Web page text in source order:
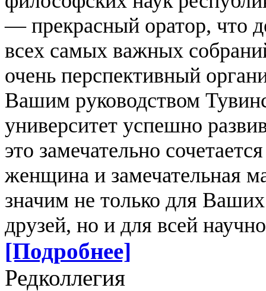
— прекрасный оратор, что
всех самых важных
очень перспективный
Вашим руководством
университет успешно
это замечательно
женщина и замечательная
значим не только для
друзей, но и для всей
[Подробнее]
Редколлегия